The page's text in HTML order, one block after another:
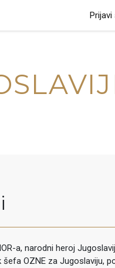
Prijavi
a, narodni heroj
šefa OZNE za Jugoslaviju,